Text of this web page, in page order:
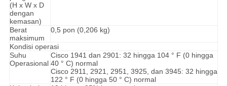
(H x W x D
dengan
kemasan)
Berat
maksimum
0,5 pon (0,206 kg)
Kondisi operasi
Suhu
Operasional
Cisco 1941 dan 2901: 32 hingga 104 ° F (0 hingga
40 ° C) normal
Cisco 2911, 2921, 2951, 3925, dan 3945: 32 hingga
122 ° F (0 hingga 50 ° C) normal